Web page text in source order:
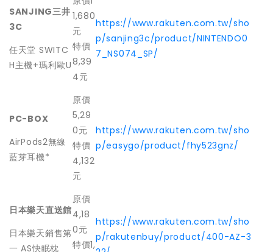
SANJING三井
3C
任天堂 SWITC
H主機+瑪利歐U
1,680
元
特價
8,39
4元
https://www.rakuten.com.tw/sho
p/sanjing3c/product/NINTENDO0
7_NS074_SP/
PC-BOX
AirPods2無線
藍芽耳機*
原價
5,29
0元
特價
4,132
元
https://www.rakuten.com.tw/sho
p/easygo/product/fhy523gnz/
日本樂天直送館
日本樂天銷售第
一 AS快眠枕_
原價
4,18
0元
特價1,
https://www.rakuten.com.tw/sho
p/rakutenbuy/product/400-AZ-3